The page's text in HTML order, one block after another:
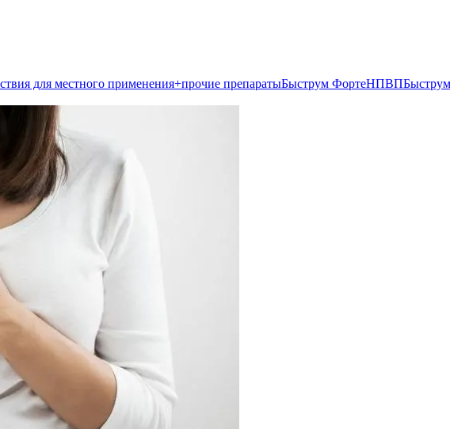
для местного применения+прочие препаратыБыструм ФортеНПВП